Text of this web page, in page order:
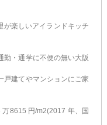
が楽しいアイランドキッチ
勤・通学に不便の無い大阪
戸建てやマンションにご家
8615 円/m2(2017 年、国